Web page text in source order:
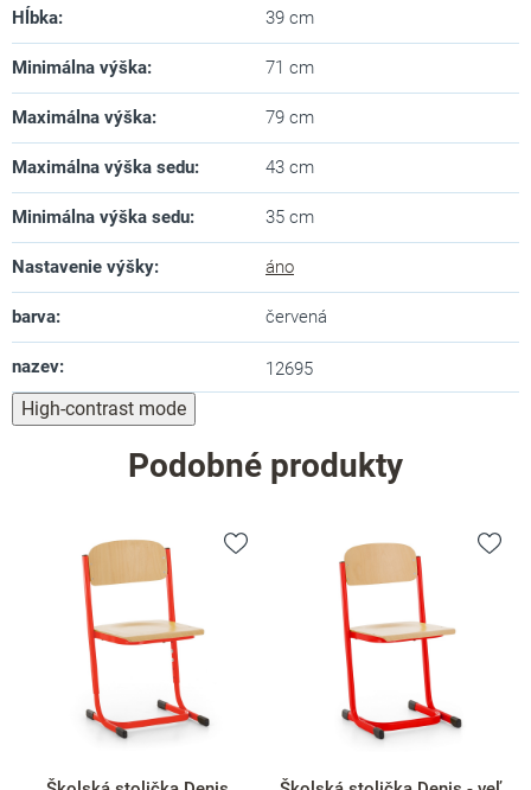
Hĺbka: 39 cm
Minimálna výška: 71 cm
Maximálna výška: 79 cm
Maximálna výška sedu: 43 cm
Minimálna výška sedu: 35 cm
Nastavenie výšky: áno
barva: červená
nazev: 12695
High-contrast mode
Podobné produkty